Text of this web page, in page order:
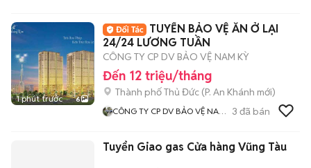
1 phút trước 6
TUYỂN BẢO VỆ ĂN Ở LẠI
24/24 LƯƠNG TUẦN
CÔNG TY CP DV BẢO VỆ NAM KỲ
Đến 12 triệu/tháng
Thành phố Thủ Đức (P. An Khánh mới)
CÔNG TY CP DV BẢO VỆ NAM
3 đã bán
Tuyển Giao gas Cửa hàng Vũng Tàu